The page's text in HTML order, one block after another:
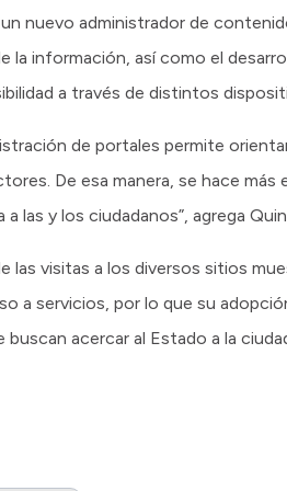
nuevo administrador de
la información, así como el
a través de distintos
de portales permite
De esa manera, se hace
las y los ciudadanos”, agrega
las visitas a los diversos sitios
a servicios, por lo que su
acercar al Estado a la